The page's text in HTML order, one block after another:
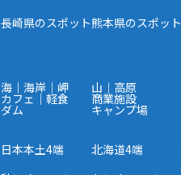
長崎県のスポット熊本県のスポット
海｜海岸｜岬 山｜高原
カフェ｜軽食 商業施設
ダム キャンプ場
日本本土4端 北海道4端